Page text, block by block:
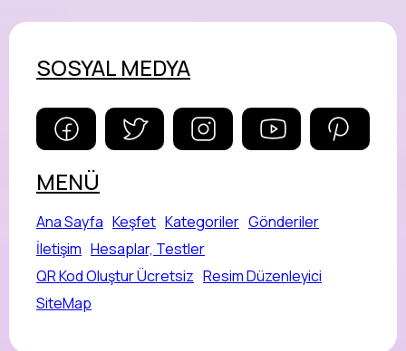
SOSYAL MEDYA
MENÜ
Ana Sayfa Keşfet Kategoriler Gönderiler
İletişim Hesaplar, Testler
QR Kod Oluştur Ücretsiz Resim Düzenleyici
SiteMap